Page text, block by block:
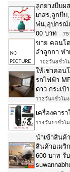
ลูกยางบีบ
เกสร,ลูกบี
พ่น,อุปกรณ์
00 บาท
ขาย คอนโ
ลำลูกกา ท
102วัน8ชั่วโ
ให้เช่าคอน
รถไฟฟ้า
ดาว กระเป๋
113วัน4ชั่วโม
เครื่องคาร
114วัน14ชั่วโ
นำเข้าสินค้
สินค้าอเมริ
600 บาท รั